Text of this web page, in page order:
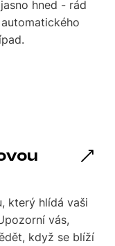
hned - rád
který hlídá vaši
vás,
když se blíží